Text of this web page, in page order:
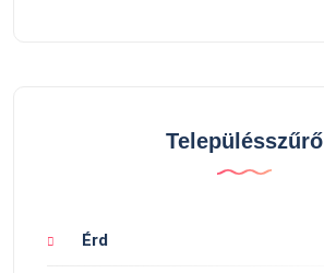
Településszűrő
Érd